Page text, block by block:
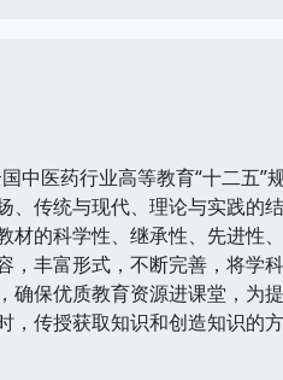
医药行业高等教育“十二五”
、传统与现代、理论与实践的
材的科学性、继承性、先进性
，丰富形式，不断完善，将学
确保优质教育资源进课堂，为
，传授获取知识和创造知识的方